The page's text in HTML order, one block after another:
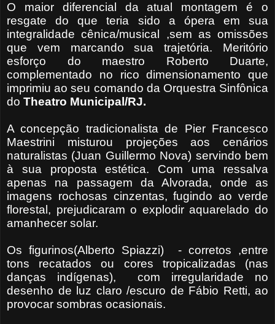
O maior diferencial da atual montagem é o
resgate do que teria sido a ópera em sua
integralidade cênica/musical ,sem as omissões
que vem marcando sua trajetória. Meritório
esforço do maestro Roberto Duarte,
complementado no rico dimensionamento que
imprimiu ao seu comando da Orquestra Sinfônica
do Theatro Municipal/RJ.
A concepção tradicionalista de Pier Francesco
Maestrini misturou projeções aos cenários
naturalistas (Juan Guillermo Nova) servindo bem
à sua proposta estética. Com uma ressalva
apenas na passagem da Alvorada, onde as
imagens rochosas cinzentas, fugindo ao verde
florestal, prejudicaram o explodir aquarelado do
amanhecer solar.
Os figurinos(Alberto Spiazzi) - corretos ,entre
tons recatados ou cores tropicalizadas (nas
danças indígenas), com irregularidade no
desenho de luz claro /escuro de Fábio Retti, ao
provocar sombras ocasionais.